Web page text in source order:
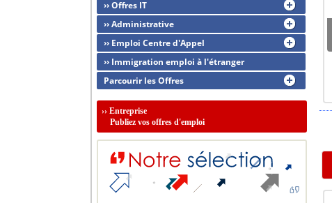
›› Offres IT
›› Administrative
›› Emploi Centre d'Appel
›› Immigration emploi à l'étranger
Parcourir les Offres
›› Entreprise
Publiez vos offres d'emploi